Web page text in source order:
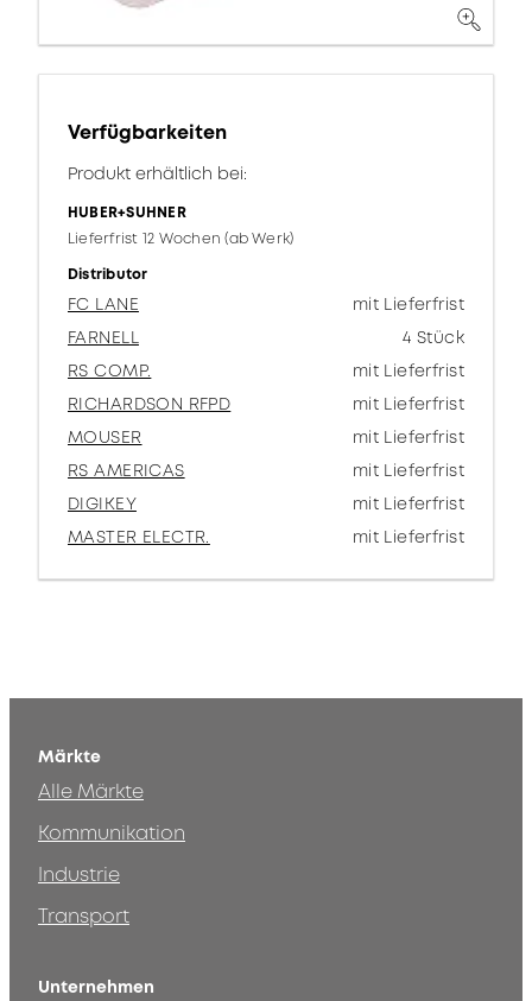
Verfügbarkeiten
Produkt erhältlich bei:
HUBER+SUHNER
Lieferfrist 12 Wochen (ab Werk)
Distributor
FC LANE
mit Lieferfrist
FARNELL
4 Stück
RS COMP.
mit Lieferfrist
RICHARDSON RFPD
mit Lieferfrist
MOUSER
mit Lieferfrist
RS AMERICAS
mit Lieferfrist
DIGIKEY
mit Lieferfrist
MASTER ELECTR.
mit Lieferfrist
Märkte
Alle Märkte
Kommunikation
Industrie
Transport
Unternehmen